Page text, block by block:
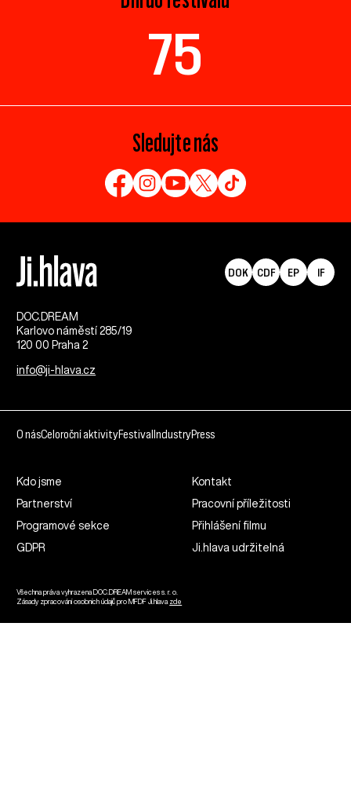
75
Sledujte nás
DOC.DREAM​
Karlovo náměstí 285/19
120 00 Praha 2
info@ji-hlava.cz
DOK CDF EP IF
O násCeloroční aktivityFestival IndustryPress
Kdo jsme
Kontakt
Partnerství
Pracovní příležitosti
Programové sekce
Přihlášení filmu
GDPR
Ji.hlava udržitelná
Všechna práva vyhrazena DOC.DREAM services s. r. o.
Zásady zpracování osobních údajů pro MFDF Ji.hlava zde